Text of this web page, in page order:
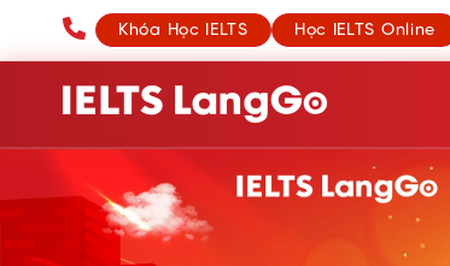
Khóa Học IELTS Học IELTS Online